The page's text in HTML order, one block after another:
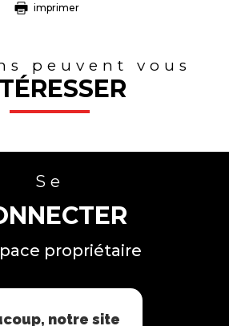
imprimer
peuvent vous
Se
propriétaire
notre site